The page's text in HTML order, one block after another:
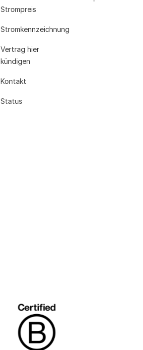
Strompreis
Stromkennzeichnung
Vertrag hier
kündigen
Kontakt
Status